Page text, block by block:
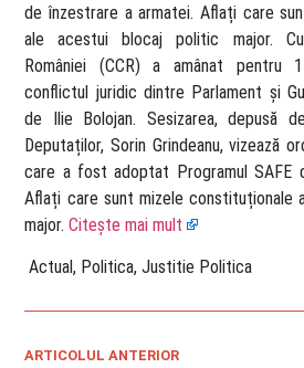
de înzestrare a armatei. Aflați care
ale acestui blocaj politic major.
României (CCR) a amânat pentru
conflictul juridic dintre Parlament și
de Ilie Bolojan. Sesizarea, depusă
Deputaților, Sorin Grindeanu, vizează
care a fost adoptat Programul SAFE
Aflați care sunt mizele constituționale
major.Citește mai mult
​ Actual, Politica, Justitie Politica
ARTICOLUL ANTERIOR